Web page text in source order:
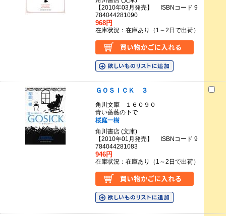
【2010年03月発売】 ISBNコード 9
784044281090
968円
在庫状況：在庫あり（1～2日で出荷）
ＧＯＳＩＣＫ ３
角川文庫 １６０９０
青い薔薇の下で
桜庭一樹
角川書店 (文庫)
【2010年01月発売】 ISBNコード 9
784044281083
946円
在庫状況：在庫あり（1～2日で出荷）